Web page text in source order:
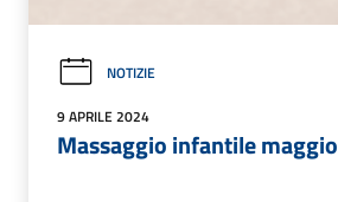
NOTIZIE
9 APRILE 2024
Massaggio infantile maggio